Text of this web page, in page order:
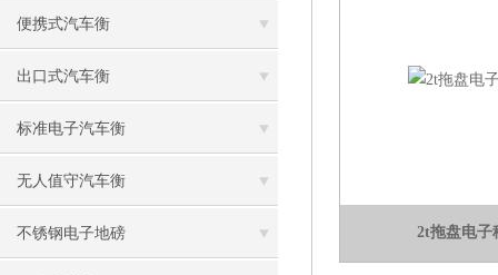
便携式汽车衡
出口式汽车衡
标准电子汽车衡
无人值守汽车衡
不锈钢电子地磅 2t拖盘电子